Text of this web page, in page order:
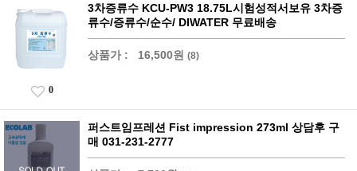
3차증류수 KCU-PW3 18.75L시험성적서보유 3차증
류수/증류수/순수/ DIWATER 무료배송
상품가 : 16,500원 (8)
0
퍼스트임프레션 Fist impression 273ml 상담후 구
매 031-231-2777